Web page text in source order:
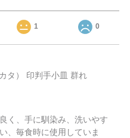
1 0
タ） 印判手小皿 群れ
く、手に馴染み、洗いやす
、毎食時に使用していま